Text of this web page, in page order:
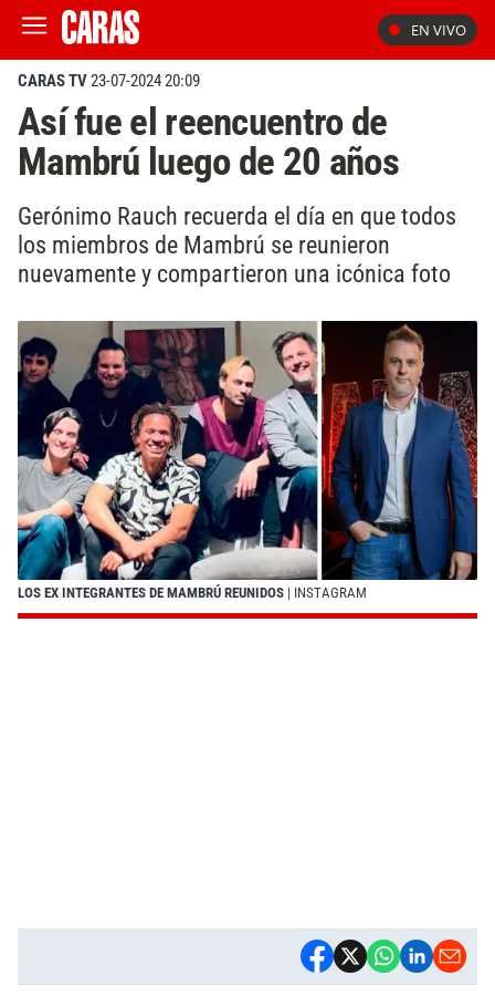
EN VIVO
CARAS TV23-07-2024 20:09
Así fue el reencuentro de
Mambrú luego de 20 años
Gerónimo Rauch recuerda el día en que todos
los miembros de Mambrú se reunieron
nuevamente y compartieron una icónica foto
LOS EX INTEGRANTES DE MAMBRÚ REUNIDOS | INSTAGRAM